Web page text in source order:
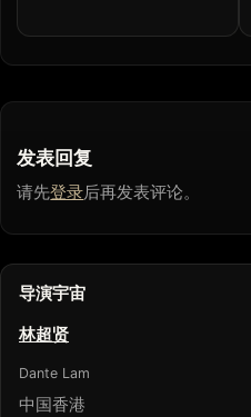
发表回复
请先登录后再发表评论。
导演宇宙
林超贤
Dante Lam
中国香港